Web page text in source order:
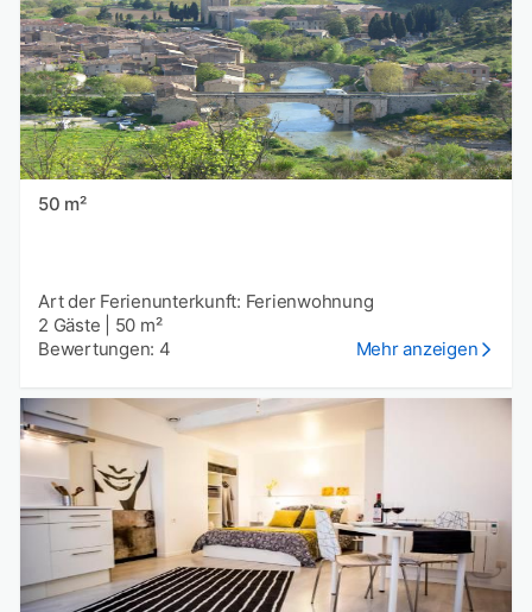
50 m²
Art der Ferienunterkunft: Ferienwohnung
2 Gäste
50 m²
Bewertungen: 4
Mehr anzeigen